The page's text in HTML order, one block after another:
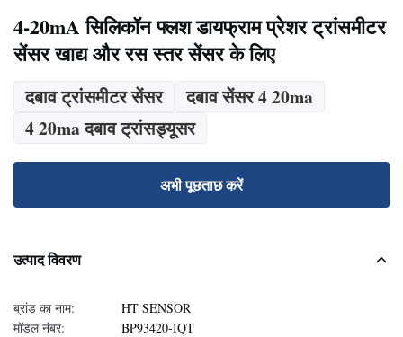
4-20mA सिलिकॉन फ्लश डायफ्राम प्रेशर ट्रांसमीटर
सेंसर खाद्य और रस स्तर सेंसर के लिए
दबाव ट्रांसमीटर सेंसर
दबाव सेंसर 4 20ma
4 20ma दबाव ट्रांसड्यूसर
अभी पूछताछ करें
उत्पाद विवरण
ब्रांड का नाम:
HT SENSOR
मॉडल नंबर:
BP93420-IQT